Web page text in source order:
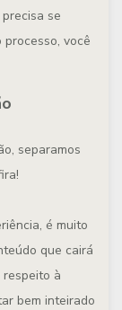
se
você
separamos
é muito
que cairá
respeito à
bem inteirado